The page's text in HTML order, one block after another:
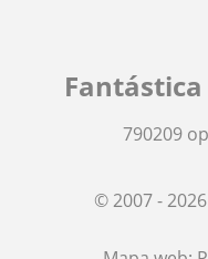
Fantástica
790209
© 2007 -